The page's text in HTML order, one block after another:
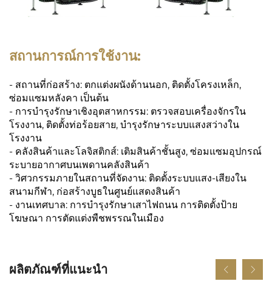
สถานการณ์การใช้งาน:
- สถานที่ก่อสร้าง: ตกแต่งผนังด้านนอก, ติดตั้งโครงเหล็ก,
ซ่อมแซมหลังคา เป็นต้น
- การบำรุงรักษาเชิงอุตสาหกรรม: ตรวจสอบเครื่องจักรใน
โรงงาน, ติดตั้งท่อร้อยสาย, บำรุงรักษาระบบแสงสว่างใน
โรงงาน
- คลังสินค้าและโลจิสติกส์: เติมสินค้าชั้นสูง, ซ่อมแซมอุปกรณ์
ระบายอากาศบนเพดานคลังสินค้า
- วิศวกรรมภายในสถานที่จัดงาน: ติดตั้งระบบแสง-เสียงใน
สนามกีฬา, ก่อสร้างบูธในศูนย์แสดงสินค้า
- งานเทศบาล: การบำรุงรักษาเสาไฟถนน การติดตั้งป้าย
โฆษณา การตัดแต่งพืชพรรณในเมือง
ผลิตภัณฑ์ที่แนะนำ